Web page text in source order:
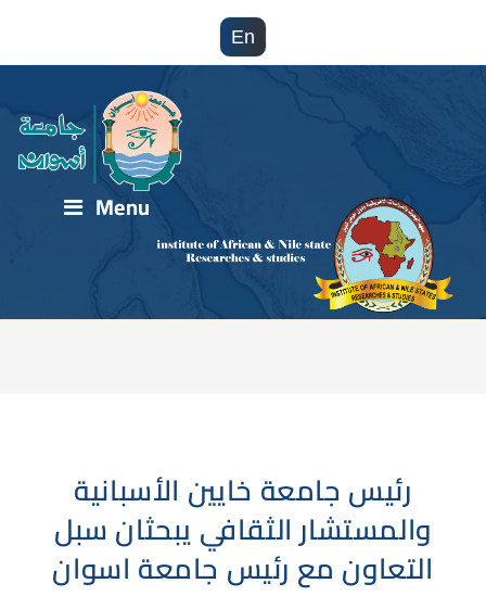
En
Menu
رئيس جامعة خايين الأسبانية
والمستشار الثقافي يبحثان سبل
التعاون مع رئيس جامعة اسوان